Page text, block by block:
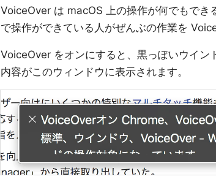
VoiceOver は macOS 上の操作が何でもでき
で操作ができている人がぜんぶの作業を
VoiceOver をオンにすると、黒っぽいウイ
内容がこのウィンドウに表示されます。